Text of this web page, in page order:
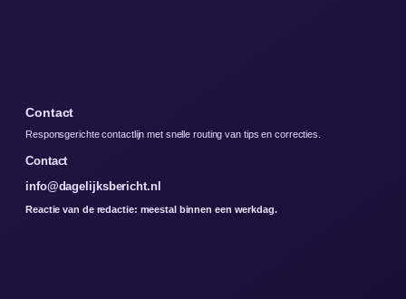
Contact
Responsgerichte contactlijn met snelle routing van tips en correcties.
Contact
info@dagelijksbericht.nl
Reactie van de redactie: meestal binnen een werkdag.